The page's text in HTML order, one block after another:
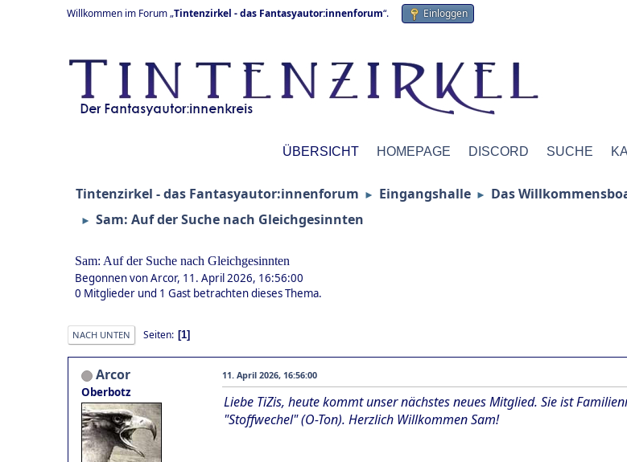
Willkommen im Forum „Tintenzirkel - das Fantasyautor:innenforum“. Einloggen
ÜBERSICHT HOMEPAGE DISCORD SUCHE
Tintenzirkel - das Fantasyautor:innenforum ► Eingangshalle ► Das
► Sam: Auf der Suche nach Gleichgesinnten
Sam: Auf der Suche nach Gleichgesinnten
Begonnen von Arcor, 11. April 2026, 16:56:00
0 Mitglieder und 1 Gast betrachten dieses Thema.
NACH UNTEN Seiten 1
Arcor
Oberbotz
11. April 2026, 16:56:00
Liebe TiZis, heute kommt unser nächstes neues Mitglied. Sie ist
"Stoffwechel" (O-Ton). Herzlich Willkommen Sam!